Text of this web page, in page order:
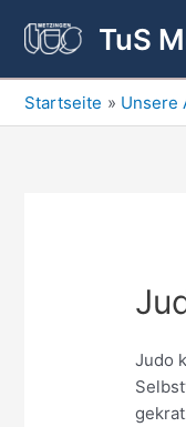
Inhalt
TuS
Startseite Unsere
Judo